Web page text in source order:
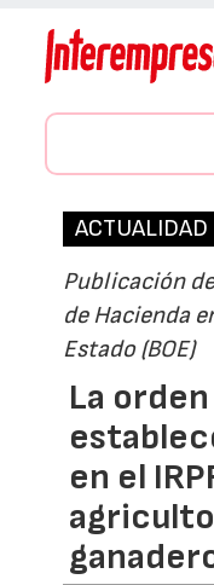
ACTUALIDAD
Publicación
de Hacienda
Estado (BOE)
La
en el